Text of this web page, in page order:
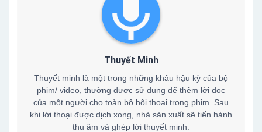
Thuyết Minh
Thuyết minh là một trong những khâu hậu kỳ của bộ
phim/ video, thường được sử dụng để thêm lời đọc
của một người cho toàn bộ hội thoại trong phim. Sau
khi lời thoại được dịch xong, nhà sản xuất sẽ tiến hành
thu âm và ghép lời thuyết minh.